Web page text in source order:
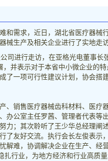
和需求，近日，湖北省医疗器械
生产及相关企业进行了实地走访
进行走访，在亚格光电董事长
并表示对于本省中小微企业的
了一项可行性建议计划，协会搭
、销售医疗器械齿科材料、医疗
办公室主任罗茜、管理者代表等
力；其次聆听了王少华总经理阐
了友好交流。执行会长左俊表示
解难，协调解决企业在生产、经
扎行业，为地方经济和行业高质